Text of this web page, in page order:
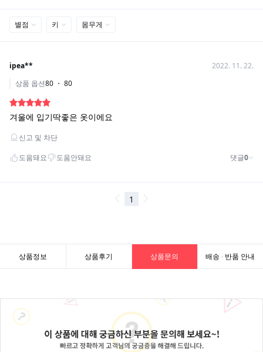
상품정보 상품후기 상품문의 배송 · 반품 안내